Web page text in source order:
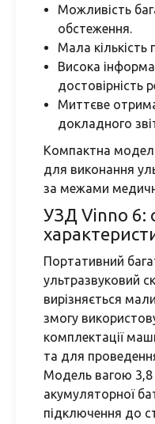
Можливість
обстеження.
Мала кількість
Висока
достовірність
Миттєве
докладного
Компактна
для виконання
за межами
УЗД Vinno 6:
Портативний
ультразвуковий
вирізняється
змогу
комплектації
та для
Модель вагою 3,8
акумуляторної
підключення до